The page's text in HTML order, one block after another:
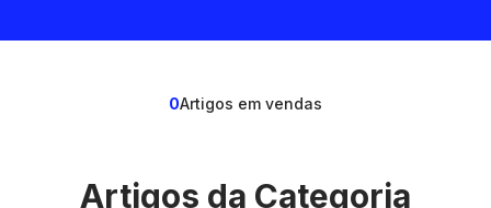
0Artigos em vendas
Artigos da Categoria